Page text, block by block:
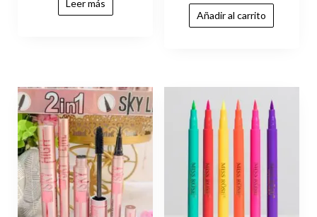
Leer más
Añadir al carrito